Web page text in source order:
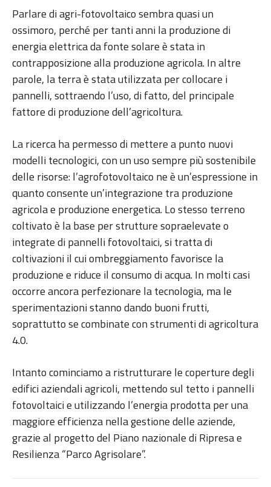
Parlare di agri-fotovoltaico sembra quasi un
ossimoro, perché per tanti anni la produzione di
energia elettrica da fonte solare è stata in
contrapposizione alla produzione agricola. In altre
parole, la terra è stata utilizzata per collocare i
pannelli, sottraendo l’uso, di fatto, del principale
fattore di produzione dell’agricoltura.
La ricerca ha permesso di mettere a punto nuovi
modelli tecnologici, con un uso sempre più sostenibile
delle risorse: l’agrofotovoltaico ne è un’espressione in
quanto consente un’integrazione tra produzione
agricola e produzione energetica. Lo stesso terreno
coltivato è la base per strutture sopraelevate o
integrate di pannelli fotovoltaici, si tratta di
coltivazioni il cui ombreggiamento favorisce la
produzione e riduce il consumo di acqua. In molti casi
occorre ancora perfezionare la tecnologia, ma le
sperimentazioni stanno dando buoni frutti,
soprattutto se combinate con strumenti di agricoltura
4.0.
Intanto cominciamo a ristrutturare le coperture degli
edifici aziendali agricoli, mettendo sul tetto i pannelli
fotovoltaici e utilizzando l’energia prodotta per una
maggiore efficienza nella gestione delle aziende,
grazie al progetto del Piano nazionale di Ripresa e
Resilienza “Parco Agrisolare”.